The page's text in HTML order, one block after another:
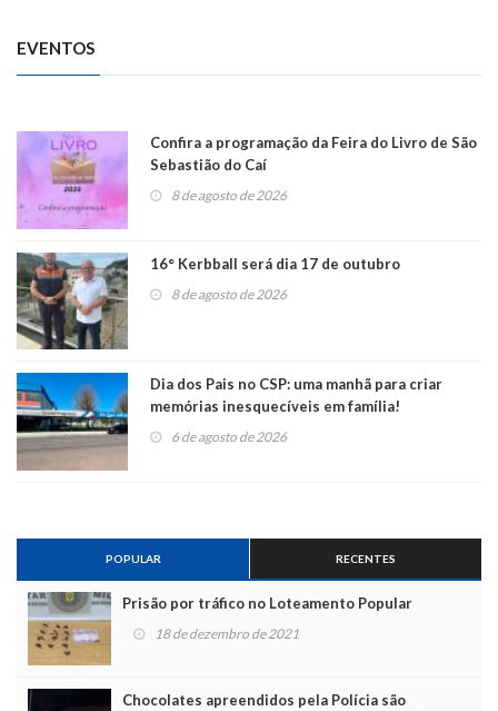
EVENTOS
Confira a programação da Feira do Livro de São
Sebastião do Caí
8 de agosto de 2026
16° Kerbball será dia 17 de outubro
8 de agosto de 2026
Dia dos Pais no CSP: uma manhã para criar
memórias inesquecíveis em família!
6 de agosto de 2026
POPULAR RECENTES
Prisão por tráfico no Loteamento Popular
18 de dezembro de 2021
Chocolates apreendidos pela Polícia são